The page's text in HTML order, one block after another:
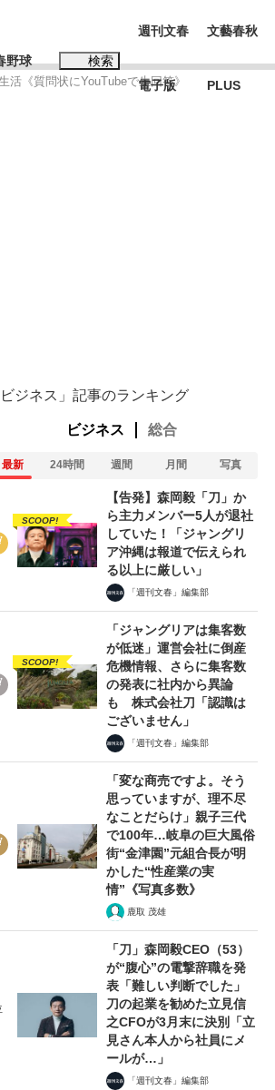
ら』倉本聰氏（91...
野球 検索
週刊文春
電子版
文藝春秋
PLUS
《質問状にYouTubeで生回答》
ビジネス」記事のランキング
ビジネス 総合
最新 24時間 週間 月間 写真
SCOOP!
【告発】森岡毅「刀」か
ら主力メンバー5人が退社
していた！「ジャングリ
ア沖縄は報道で伝えられ
る以上に厳しい」
「週刊文春」編集部
SCOOP!
「ジャングリアは集客数
が低迷」運営会社に倒産
危機情報、さらに集客数
の発表に社内から異論
も 株式会社刀「認識は
ございません」
「週刊文春」編集部
「変な商売ですよ。そう
思っていますが、理不尽
なことだらけ」親子三代
で100年…岐阜の巨大風俗
街“金津園”元組合長が明
かした“性産業の実
情”《写真多数》
鹿取 茂雄
「刀」森岡毅CEO（53）
が“腹心”の電撃辞職を発
表「難しい判断でした」
刀の起業を勧めた立見信
之CFOが3月末に決別「立
見さん本人から社員にメ
ールが…」
「週刊文春」編集部